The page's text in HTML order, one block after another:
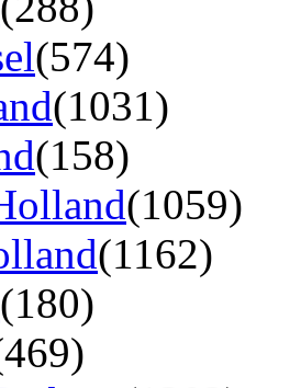
(574)
(1031)
(158)
(1059)
(1162)
(180)